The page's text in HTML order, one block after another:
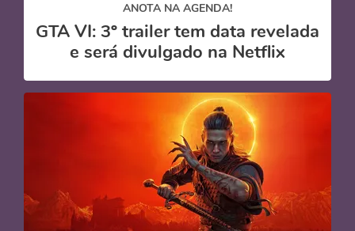
ANOTA NA AGENDA!
GTA VI: 3º trailer tem data revelada
e será divulgado na Netflix